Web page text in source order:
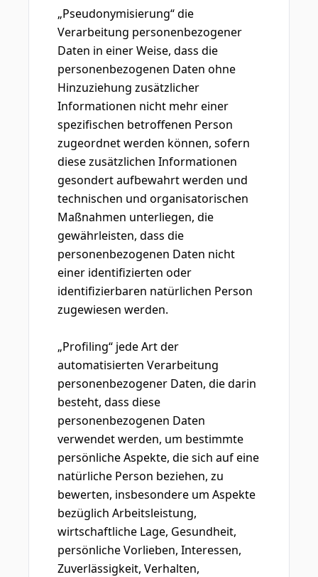
„Pseudonymisierung“ die
Verarbeitung personenbezogener
Daten in einer Weise, dass die
personenbezogenen Daten ohne
Hinzuziehung zusätzlicher
Informationen nicht mehr einer
spezifischen betroffenen Person
zugeordnet werden können, sofern
diese zusätzlichen Informationen
gesondert aufbewahrt werden und
technischen und organisatorischen
Maßnahmen unterliegen, die
gewährleisten, dass die
personenbezogenen Daten nicht
einer identifizierten oder
identifizierbaren natürlichen Person
zugewiesen werden.
„Profiling“ jede Art der
automatisierten Verarbeitung
personenbezogener Daten, die darin
besteht, dass diese
personenbezogenen Daten
verwendet werden, um bestimmte
persönliche Aspekte, die sich auf eine
natürliche Person beziehen, zu
bewerten, insbesondere um Aspekte
bezüglich Arbeitsleistung,
wirtschaftliche Lage, Gesundheit,
persönliche Vorlieben, Interessen,
Zuverlässigkeit, Verhalten,